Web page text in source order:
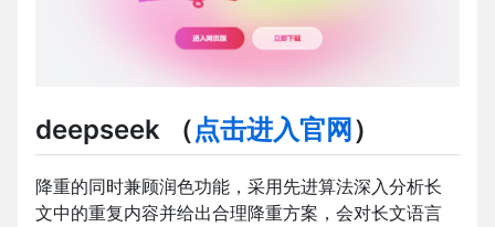
deepseek （点击进入官网 ）
降重的同时兼顾润色功能，采用先进算法深入分析长
文中的重复内容并给出合理降重方案，会对长文语言